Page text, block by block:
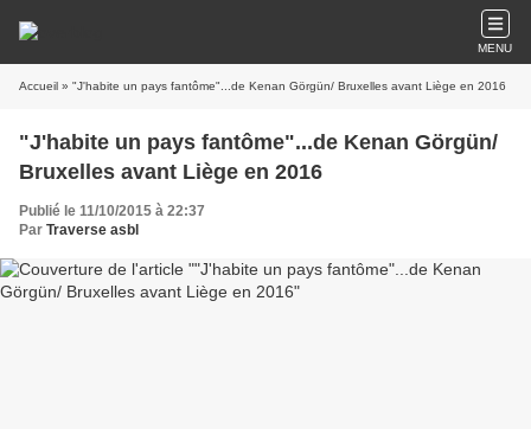
MENU
Accueil » "J'habite un pays fantôme"...de Kenan Görgün/ Bruxelles avant Liège en 2016
"J'habite un pays fantôme"...de Kenan Görgün/
Bruxelles avant Liège en 2016
Publié le 11/10/2015 à 22:37
Par Traverse asbl